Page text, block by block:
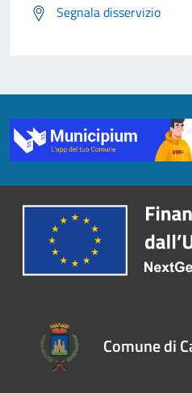
Segnala disservizio
Comune di